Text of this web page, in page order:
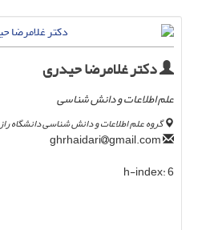
دکتر غلامرضا حیدری
علم اطلاعات و دانش شناسی
گروه علم اطلاعات و دانش شناسی دانشگاه
gmail.com
h-index:6